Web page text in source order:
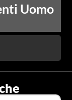
Uomo